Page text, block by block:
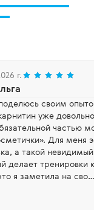
г.
своим опыто
уже довольно
частью
Для меня
а такой невидимый
делает тренировки к